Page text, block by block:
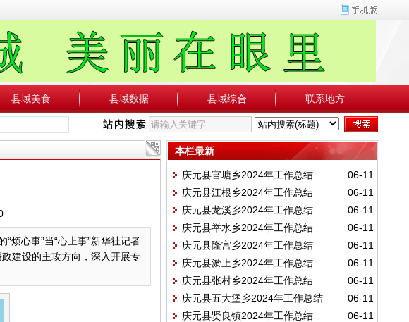
县域美食 县域数据 县域综合 联系地方
烦心事”当“心上事”新华社记者
政建设的主攻方向，深入开展专
本栏最新
06-11
庆元县官塘乡2024年工作总结
06-11
庆元县江根乡2024年工作总结
06-11
庆元县龙溪乡2024年工作总结
06-11
庆元县举水乡2024年工作总结
06-11
庆元县隆宫乡2024年工作总结
06-11
庆元县淤上乡2024年工作总结
06-11
庆元县张村乡2024年工作总结
06-11
庆元县五大堡乡2024年工作总结
06-11
庆元县贤良镇2024年工作总结